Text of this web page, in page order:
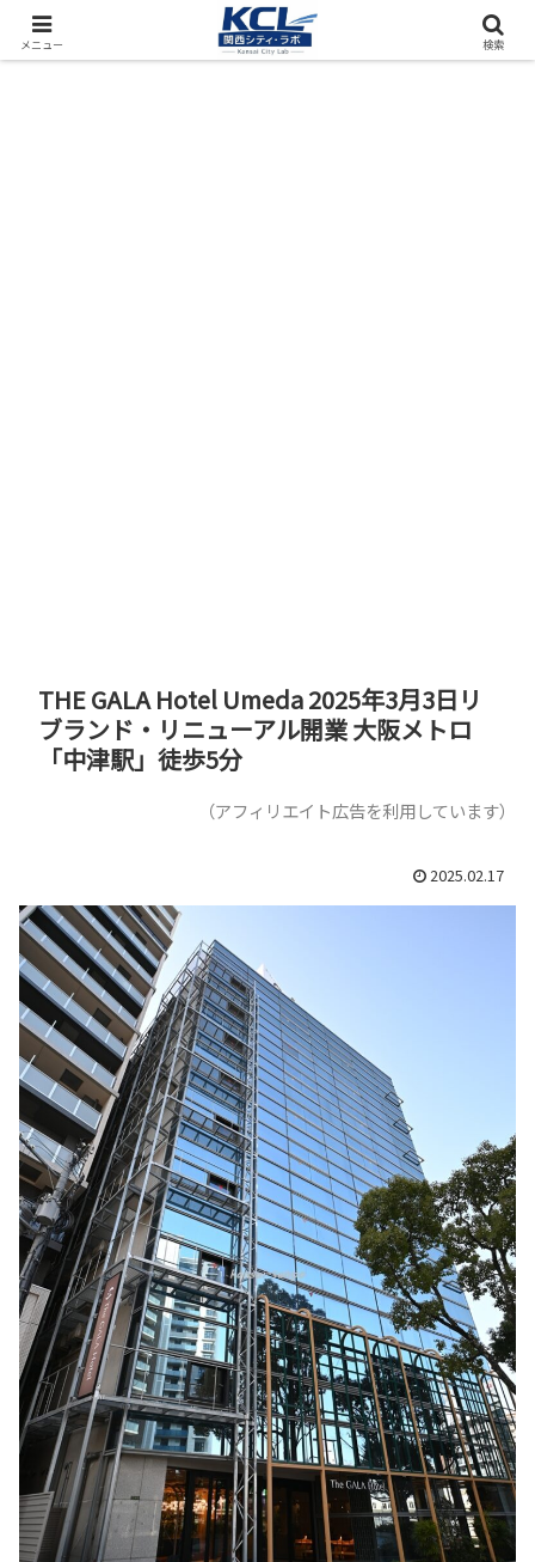
都市再開発をフィールド調査（累計アクセス数4000万PV）
THE GALA Hotel Umeda 2025年3月3日リ
ブランド・リニューアル開業 大阪メトロ
「中津駅」徒歩5分
（アフィリエイト広告を利用しています）
2025.02.17
メニュー 検索